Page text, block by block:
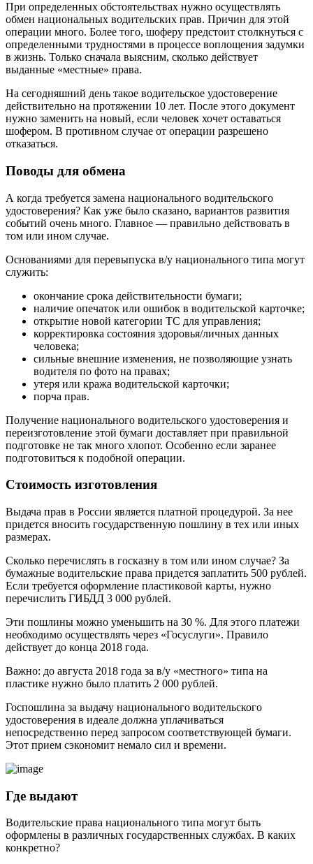
При определенных обстоятельствах нужно осуществлять
обмен национальных водительских прав. Причин для этой
операции много. Более того, шоферу предстоит столкнуться с
определенными трудностями в процессе воплощения задумки
в жизнь. Только сначала выясним, сколько действует
выданные «местные» права.
На сегодняшний день такое водительское удостоверение
действительно на протяжении 10 лет. После этого документ
нужно заменить на новый, если человек хочет оставаться
шофером. В противном случае от операции разрешено
отказаться.
Поводы для обмена
А когда требуется замена национального водительского
удостоверения? Как уже было сказано, вариантов развития
событий очень много. Главное — правильно действовать в
том или ином случае.
Основаниями для перевыпуска в/у национального типа могут
служить:
окончание срока действительности бумаги;
наличие опечаток или ошибок в водительской карточке;
открытие новой категории ТС для управления;
корректировка состояния здоровья/личных данных
человека;
сильные внешние изменения, не позволяющие узнать
водителя по фото на правах;
утеря или кража водительской карточки;
порча прав.
Получение национального водительского удостоверения и
переизготовление этой бумаги доставляет при правильной
подготовке не так много хлопот. Особенно если заранее
подготовиться к подобной операции.
Стоимость изготовления
Выдача прав в России является платной процедурой. За нее
придется вносить государственную пошлину в тех или иных
размерах.
Сколько перечислять в госказну в том или ином случае? За
бумажные водительские права придется заплатить 500 рублей.
Если требуется оформление пластиковой карты, нужно
перечислить ГИБДД 3 000 рублей.
Эти пошлины можно уменьшить на 30 %. Для этого платежи
необходимо осуществлять через «Госуслуги». Правило
действует до конца 2018 года.
Важно: до августа 2018 года за в/у «местного» типа на
пластике нужно было платить 2 000 рублей.
Госпошлина за выдачу национального водительского
удостоверения в идеале должна уплачиваться
непосредственно перед запросом соответствующей бумаги.
Этот прием сэкономит немало сил и времени.
Где выдают
Водительские права национального типа могут быть
оформлены в различных государственных службах. В каких
конкретно?